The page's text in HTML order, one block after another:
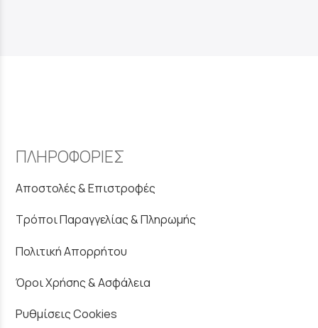
ΠΛΗΡΟΦΟΡΙΕΣ
Αποστολές & Επιστροφές
Τρόποι Παραγγελίας & Πληρωμής
Πολιτική Απορρήτου
Όροι Χρήσης & Ασφάλεια
Ρυθμίσεις Cookies